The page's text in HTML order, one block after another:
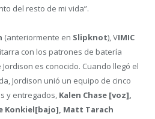
del resto de mi vida”.
(anteriormente en Slipknot), VIMIC
con los patrones de batería
es conocido. Cuando llegó el
Jordison unió un equipo de cinco
y entregados, Kalen Chase [voz],
Konkiel[bajo], Matt Tarach